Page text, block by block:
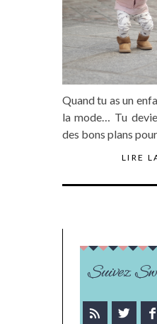
Quand tu as un
la mode… Tu
des bons plans
LIRE
Suivez